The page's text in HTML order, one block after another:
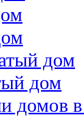
дом
дом
домов